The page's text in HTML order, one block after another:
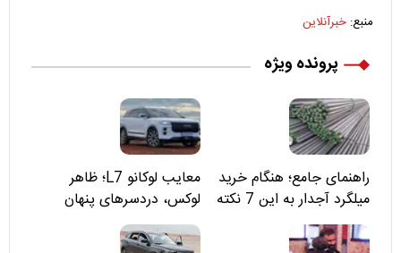
منبع: خبرآنلاین
پرونده ویژه
راهنمای جامع؛ هنگام خرید
میلگرد آجدار به این 7 نکته
توجه کنید
معایب لوکانو L7؛ ظاهر
لوکس، دردسرهای پنهان